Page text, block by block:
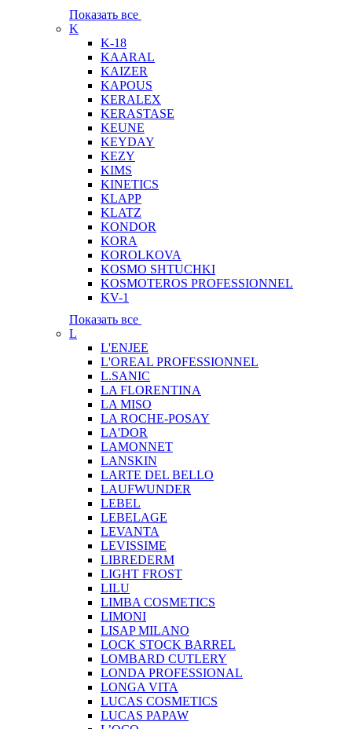
Показать все
K
K-18
KAARAL
KAIZER
KAPOUS
KERALEX
KERASTASE
KEUNE
KEYDAY
KEZY
KIMS
KINETICS
KLAPP
KLATZ
KONDOR
KORA
KOROLKOVA
KOSMO SHTUCHKI
KOSMOTEROS PROFESSIONNEL
KV-1
Показать все
L
L'ENJEE
L'OREAL PROFESSIONNEL
L.SANIC
LA FLORENTINA
LA MISO
LA ROCHE-POSAY
LA'DOR
LAMONNET
LANSKIN
LARTE DEL BELLO
LAUFWUNDER
LEBEL
LEBELAGE
LEVANTA
LEVISSIME
LIBREDERM
LIGHT FROST
LILU
LIMBA COSMETICS
LIMONI
LISAP MILANO
LOCK STOCK BARREL
LOMBARD CUTLERY
LONDA PROFESSIONAL
LONGA VITA
LUCAS COSMETICS
LUCAS PAPAW